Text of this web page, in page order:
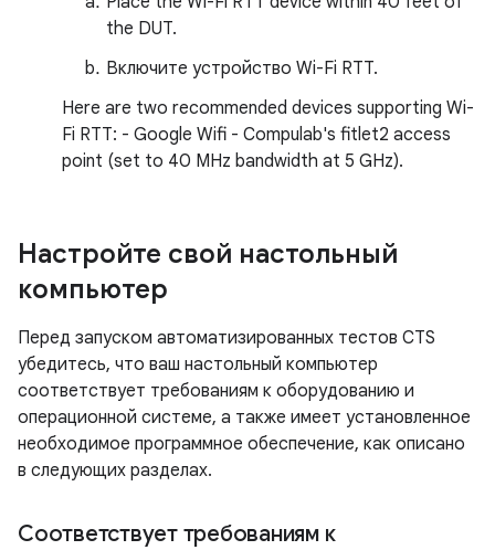
the DUT.
Включите устройство Wi-Fi RTT.
Here are two recommended devices supporting Wi-
Fi RTT: - Google Wifi - Compulab's fitlet2 access
point (set to 40 MHz bandwidth at 5 GHz).
Настройте свой настольный
компьютер
Перед запуском автоматизированных тестов CTS
убедитесь, что ваш настольный компьютер
соответствует требованиям к оборудованию и
операционной системе, а также имеет установленное
необходимое программное обеспечение, как описано
в следующих разделах.
Соответствует требованиям к